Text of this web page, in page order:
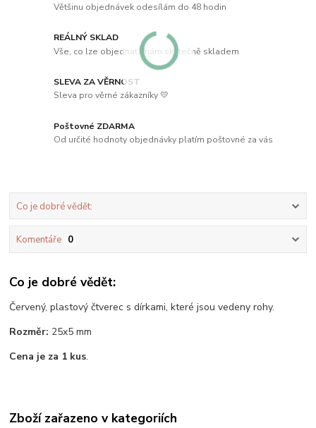
Většinu objednávek odesílám do 48 hodin
REÁLNÝ SKLAD
Vše, co lze objednat, mám skutečně skladem
SLEVA ZA VĚRNOST
Sleva pro věrné zákazníky 💛
Poštovné ZDARMA
Od určité hodnoty objednávky platím poštovné za vás
Co je dobré vědět:
Komentáře 0
Co je dobré vědět:
Červený, plastový čtverec s dírkami, které jsou vedeny rohy.
Rozměr: 25x5 mm
Cena je za 1 kus.
Zboží zařazeno v kategoriích